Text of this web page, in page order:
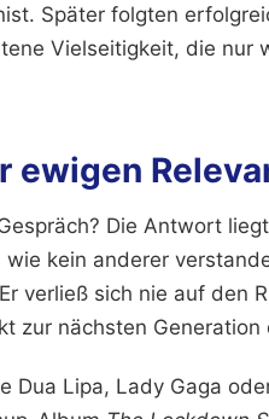
Später folgten
Vielseitigkeit, die nur
ewigen
Die Antwort
kein anderer
verließ sich nie auf den
zur nächsten
Dua Lipa, Lady Gaga